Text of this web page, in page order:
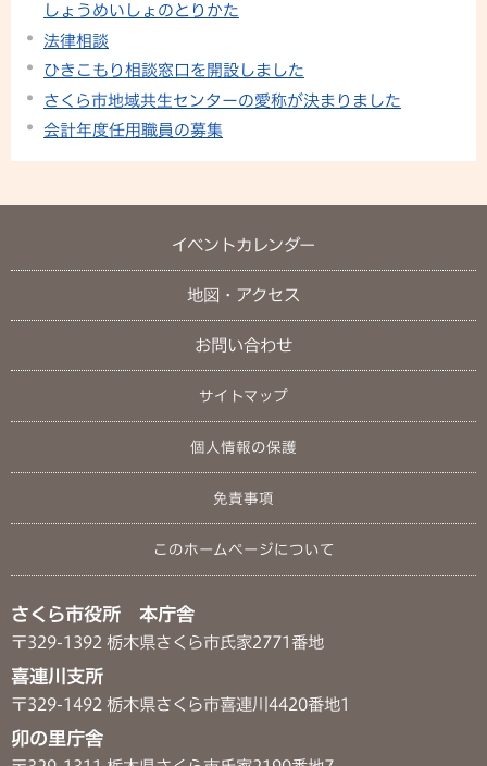
しょうめいしょのとりかた
法律相談
ひきこもり相談窓口を開設しました
さくら市地域共生センターの愛称が決まりました
会計年度任用職員の募集
イベントカレンダー
地図・アクセス
お問い合わせ
サイトマップ
個人情報の保護
免責事項
このホームページについて
さくら市役所 本庁舎
〒329-1392 栃木県さくら市氏家2771番地
喜連川支所
〒329-1492 栃木県さくら市喜連川4420番地1
卯の里庁舎